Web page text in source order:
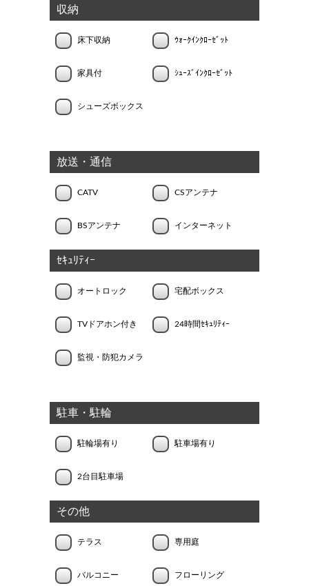
収納
床下収納 ｳｫｰｸｲﾝｸﾛｰｾﾞｯﾄ
家具付 ｼｭｰｽﾞｲﾝｸﾛｰｾﾞｯﾄ
シューズボックス
放送・通信
CATV CSアンテナ
BSアンテナ インターネット
ｾｷｭﾘﾃｨｰ
オートロック 宅配ボックス
TVドアホン付き 24時間ｾｷｭﾘﾃｨｰ
監視・防犯カメラ
駐車・駐輪
駐輪場有り 駐車場有り
2台目駐車場
その他
テラス 専用庭
バルコニー フローリング